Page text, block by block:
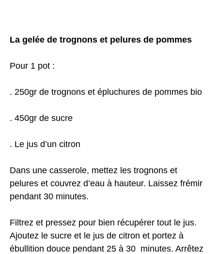
La gelée de trognons et pelures de pommes
Pour 1 pot :
. 250gr de trognons et épluchures de pommes bio
. 450gr de sucre
. Le jus d’un citron
Dans une casserole, mettez les trognons et
pelures et couvrez d’eau à hauteur. Laissez frémir
pendant 30 minutes.
Filtrez et pressez pour bien récupérer tout le jus.
Ajoutez le sucre et le jus de citron et portez à
ébullition douce pendant 25 à 30 minutes. Arrêtez